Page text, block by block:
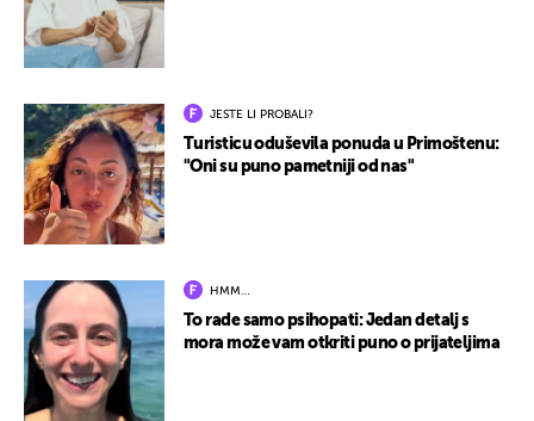
JESTE LI PROBALI?
Turisticu oduševila ponuda u Primoštenu:
"Oni su puno pametniji od nas"
HMM…
To rade samo psihopati: Jedan detalj s
mora može vam otkriti puno o prijateljima